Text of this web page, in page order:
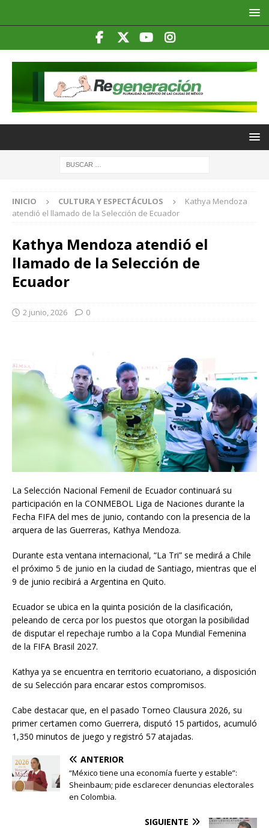
INICIO CULTURA Y ESPECTÁCULOS
Kathya Mendoza
atendió el llamado de la Selección de Ecuador
Kathya Mendoza atendió el
llamado de la Selección de
Ecuador
2 junio, 2026 0
La Selección Nacional Femenil de Ecuador continuará su
participación en la CONMEBOL Liga de Naciones durante la
Fecha FIFA del mes de junio, contando con la presencia de la
arquera de las Guerreras, Kathya Mendoza.
Durante esta ventana internacional, “La Tri” se medirá a Chile
el próximo 5 de junio en la ciudad de Santiago, mientras que el
9 de junio recibirá a Argentina en Quito.
Ecuador se ubica en la quinta posición de la clasificación,
peleando de cerca por los puestos que otorgan la posibilidad
de disputar el repechaje rumbo a la Copa Mundial Femenina
de la FIFA Brasil 2027.
Kathya ya se encuentra en territorio ecuatoriano, a disposición
de su Selección para encarar estos compromisos.
Cabe destacar que, en el pasado Torneo Clausura 2026, su
primer certamen como Guerrera, disputó 15 partidos, acumuló
1,350 minutos de juego y registró 57 atajadas.
ANTERIOR
“México tiene una economía fuerte y estable”:
Sheinbaum; pide esclarecer denuncias electorales
en Colombia.
SIGUIENTE